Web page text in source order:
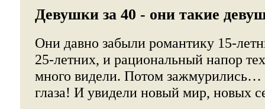
Девушки за 40 - они такие
Они давно забыли романтику 15-
25-летних, и рациональный напор
много видели. Потом
глаза! И увидели новый мир, новых